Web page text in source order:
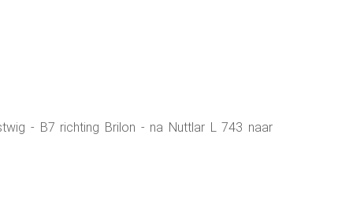
- B7 richting Brilon - na Nuttlar L 743 naar